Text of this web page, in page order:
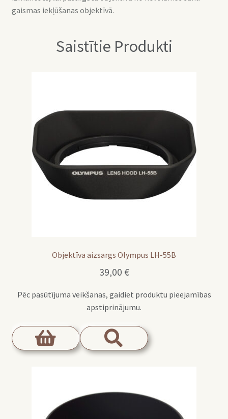
gaismas iekļūšanas objektīvā.
Saistītie Produkti
Objektīva aizsargs Olympus LH-55B
39,00 €
Pēc pasūtījuma veikšanas, gaidiet produktu pieejamības
apstiprinājumu.